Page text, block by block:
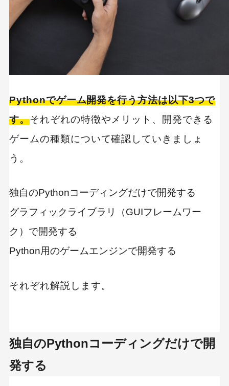
Pythonでゲーム開発を行う方法は以下3つで
す。それぞれの特徴やメリット、開発できる
ゲームの種類について確認していきましょ
う。
独自のPythonコーディングだけで開発する
グラフィックライブラリ（GUIフレームワー
ク）で開発する
Python用のゲームエンジンで開発する
それぞれ解説します。
独自のPythonコーディングだけで開
発する